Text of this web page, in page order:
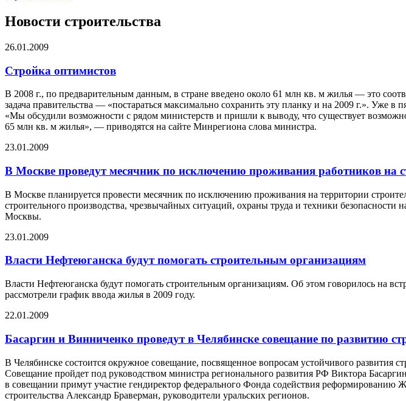
Новости строительства
26.01.2009
Стройка оптимистов
В 2008 г., по предварительным данным, в стране введено около 61 млн кв. м жилья — это
задача правительства — «постараться максимально сохранить эту планку и на 2009 г.». Уже
«Мы обсудили возможности с рядом министерств и пришли к выводу, что существует
65 млн кв. м жилья», — приводятся на сайте Минрегиона слова министра.
23.01.2009
В Москве проведут месячник по исключению проживания работников на
В Москве планируется провести месячник по исключению проживания на территории
строительного производства, чрезвычайных ситуаций, охраны труда и техники безопасности
Москвы.
23.01.2009
Власти Нефтеюганска будут помогать строительным организациям
Власти Нефтеюганска будут помогать строительным организациям. Об этом говорилось на
рассмотрели график ввода жилья в 2009 году.
22.01.2009
Басаргин и Винниченко проведут в Челябинске совещание по развитию
В Челябинске состоится окружное совещание, посвященное вопросам устойчивого
Совещание пройдет под руководством министра регионального развития РФ Виктора
в совещании примут участие гендиректор федерального Фонда содействия
строительства Александр Браверман, руководители уральских регионов.